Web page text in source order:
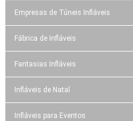
Empresas de Túneis Infláveis
Fábrica de Infláveis
Fantasias Infláveis
Infláveis de Natal
Infláveis para Eventos